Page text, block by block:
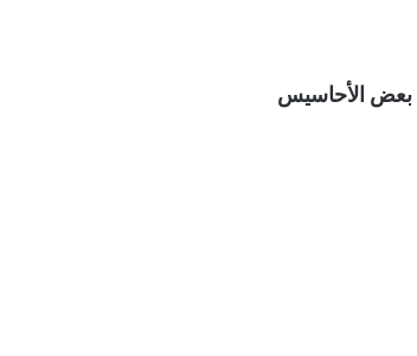
بعض الأحاسيس